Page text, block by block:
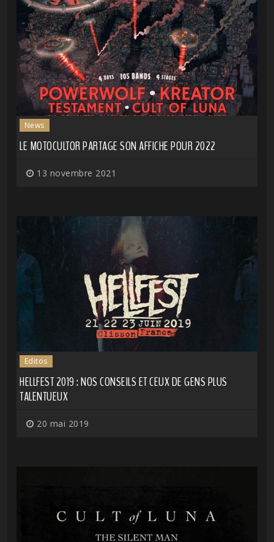
News
LE MOTOCULTOR PARTAGE SON AFFICHE POUR 2022
13 novembre 2021
Editos
HELLFEST 2019 : NOS CONSEILS ET CEUX DE GENS PLUS
TALENTUEUX
20 mai 2019